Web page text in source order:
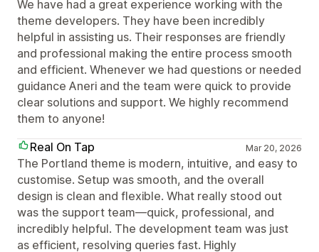
We have had a great experience working with the
theme developers. They have been incredibly
helpful in assisting us. Their responses are friendly
and professional making the entire process smooth
and efficient. Whenever we had questions or needed
guidance Aneri and the team were quick to provide
clear solutions and support. We highly recommend
them to anyone!
Real On Tap
Mar 20, 2026
The Portland theme is modern, intuitive, and easy to
customise. Setup was smooth, and the overall
design is clean and flexible. What really stood out
was the support team—quick, professional, and
incredibly helpful. The development team was just
as efficient, resolving queries fast. Highly